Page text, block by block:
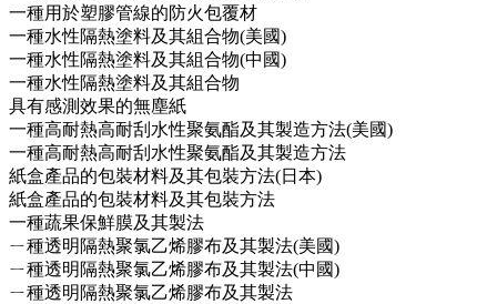
一種用於塑膠管線的防火包覆材
一種水性隔熱塗料及其組合物(美國)
一種水性隔熱塗料及其組合物(中國)
一種水性隔熱塗料及其組合物
具有感測效果的無塵紙
一種高耐熱高耐刮水性聚氨酯及其製造方法(美國)
一種高耐熱高耐刮水性聚氨酯及其製造方法
紙盒產品的包裝材料及其包裝方法(日本)
紙盒產品的包裝材料及其包裝方法
一種蔬果保鮮膜及其製法
ㄧ種透明隔熱聚氯乙烯膠布及其製法(美國)
ㄧ種透明隔熱聚氯乙烯膠布及其製法(中國)
ㄧ種透明隔熱聚氯乙烯膠布及其製法